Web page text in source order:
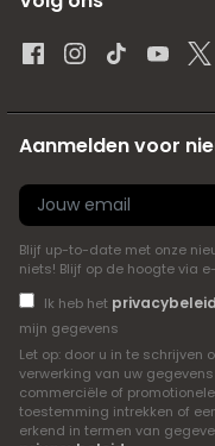
Aanmelden voor
Blijf up-to-date met onze
niets! Blijf op de hoogte via
Ik heb het privacybeleid
mijn gegevens
Let op: door u in te
verwerking van uw
commerciële of
toestemming intrekken of
erkend in termen van